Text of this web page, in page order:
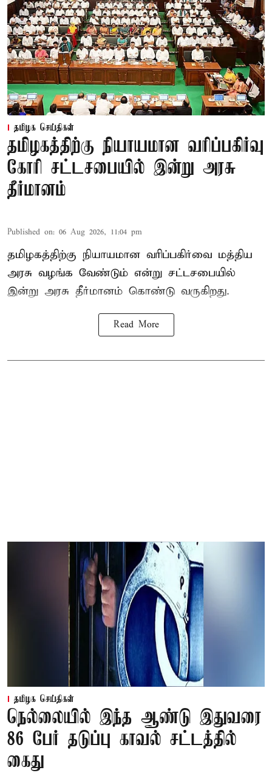
தமிழக செய்திகள்
தமிழகத்திற்கு நியாயமான வரிப்பகிர்வு
கோரி சட்டசபையில் இன்று அரசு
தீர்மானம்
Published on: 06 Aug 2026, 11:04 pm
தமிழகத்திற்கு நியாயமான வரிப்பகிர்வை மத்திய
அரசு வழங்க வேண்டும் என்று சட்டசபையில்
இன்று அரசு தீர்மானம் கொண்டு வருகிறது.
Read More
தமிழக செய்திகள்
நெல்லையில் இந்த ஆண்டு இதுவரை
86 பேர் தடுப்பு காவல் சட்டத்தில்
கைது